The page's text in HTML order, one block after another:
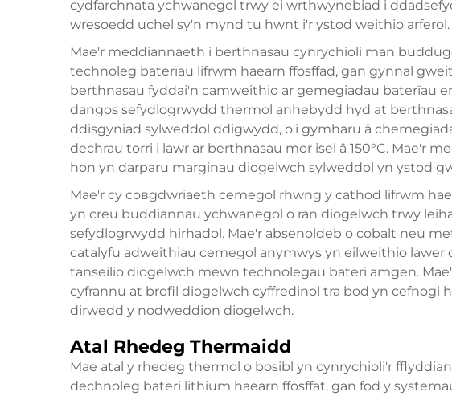
cydfarchnata ychwanegol trwy ei wrthwynebiad i
wresoedd uchel sy'n mynd tu hwnt i'r ystod weithio arferol.
Mae'r meddiannaeth i berthnasau cynrychioli man
technoleg baterïau lifrwm haearn ffosffad, gan gynnal
berthnasau fyddai'n camweithio ar gemegiadau baterïau
dangos sefydlogrwydd thermol anhebydd hyd at
ddisgyniad sylweddol ddigwydd, o'i gymharu â
dechrau torri i lawr ar berthnasau mor isel â 150°C. Mae'r
hon yn darparu marginau diogelwch sylweddol yn ystod
Mae'r cy совgdwriaeth cemegol rhwng y cathod lifrwm
yn creu buddiannau ychwanegol o ran diogelwch trwy
sefydlogrwydd hirhadol. Mae'r absenoldeb o cobalt neu
catalyfu adweithiau cemegol anymwys yn eilweithio lawer
tanseilio diogelwch mewn technolegau bateri amgen.
cyfrannu at brofil diogelwch cyffredinol tra bod yn cefnogi
dirwedd y nodweddion diogelwch.
Atal Rhedeg Thermaidd
Mae atal y rhedeg thermol o bosibl yn cynrychioli'r
dechnoleg bateri lithium haearn ffosffat, gan fod y